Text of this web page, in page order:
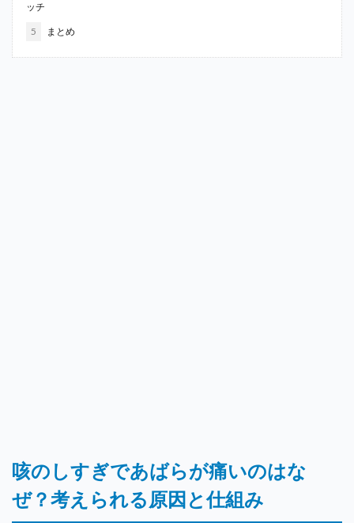
ッチ
5 まとめ
咳のしすぎであばらが痛いのはな
ぜ？考えられる原因と仕組み